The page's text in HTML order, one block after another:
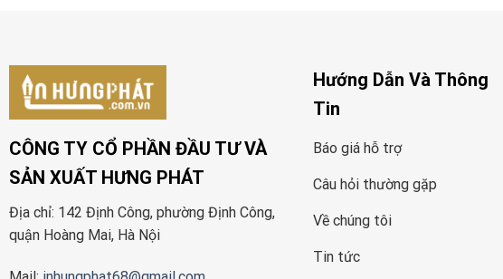
CÔNG TY CỔ PHẦN ĐẦU TƯ VÀ
SẢN XUẤT HƯNG PHÁT
Địa chỉ: 142 Định Công, phường Định Công,
quận Hoàng Mai, Hà Nội
Hướng Dẫn Và Thông
Tin
Báo giá hỗ trợ
Câu hỏi thường gặp
Về chúng tôi
Tin tức